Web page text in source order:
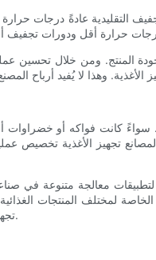
التقليدية عادةً درجات
المنتج. ومن خلال تحسين
كانت فواكه أو خضراوات
لمصانع تجهيز الأغذية
معالجة متنوعة في
لمختلف المنتجات
تجهيز الأغذية التي تسعى إلى تنويع منتجاتها وتلبية طلبات المستهلكين.